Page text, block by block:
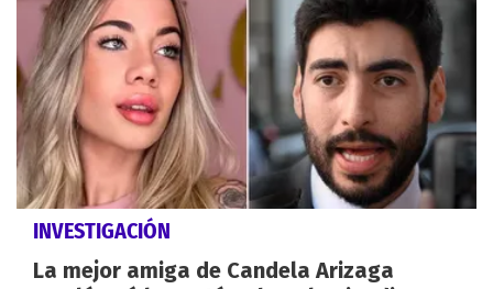
INVESTIGACIÓN
La mejor amiga de Candela Arizaga